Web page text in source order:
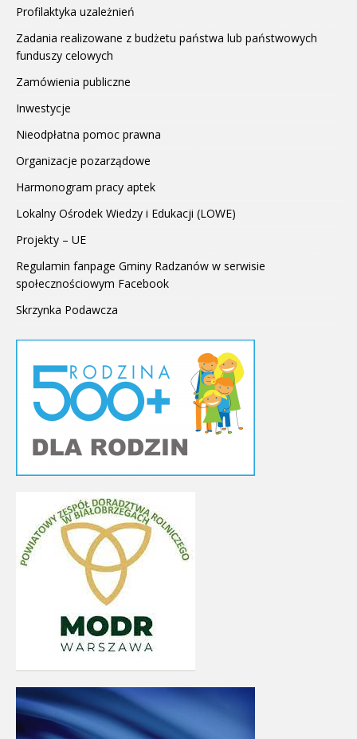
Profilaktyka uzależnień
Zadania realizowane z budżetu państwa lub państwowych
funduszy celowych
Zamówienia publiczne
Inwestycje
Nieodpłatna pomoc prawna
Organizacje pozarządowe
Harmonogram pracy aptek
Lokalny Ośrodek Wiedzy i Edukacji (LOWE)
Projekty – UE
Regulamin fanpage Gminy Radzanów w serwisie
społecznościowym Facebook
Skrzynka Podawcza